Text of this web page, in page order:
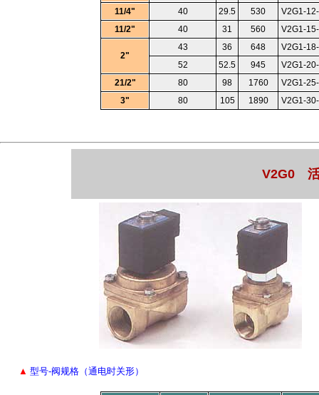
11/4"
40 29.5 530
V2G1-
11/2"
40 31 560 V2G1-
2"
43 36 648
V2G1-
52
52.5 945
V2G1-
21/2"
80 98 1760
V2G1-
3"
80 105 1890 V2G1-
V2G0
▲ 型号-阀规格（通电时关形）